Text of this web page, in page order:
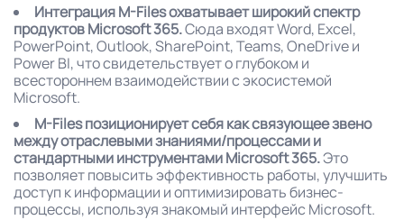
Интеграция M-Files охватывает широкий спектр
продуктов Microsoft 365.Сюда входят Word, Excel,
PowerPoint, Outlook, SharePoint, Teams, OneDrive и
Power BI, что свидетельствует о глубоком и
всестороннем взаимодействии с экосистемой
Microsoft.
M-Files позиционирует себя как связующее звено
между отраслевыми знаниями/процессами и
стандартными инструментами Microsoft 365.Это
позволяет повысить эффективность работы, улучшить
доступ к информации и оптимизировать бизнес-
процессы, используя знакомый интерфейс Microsoft.